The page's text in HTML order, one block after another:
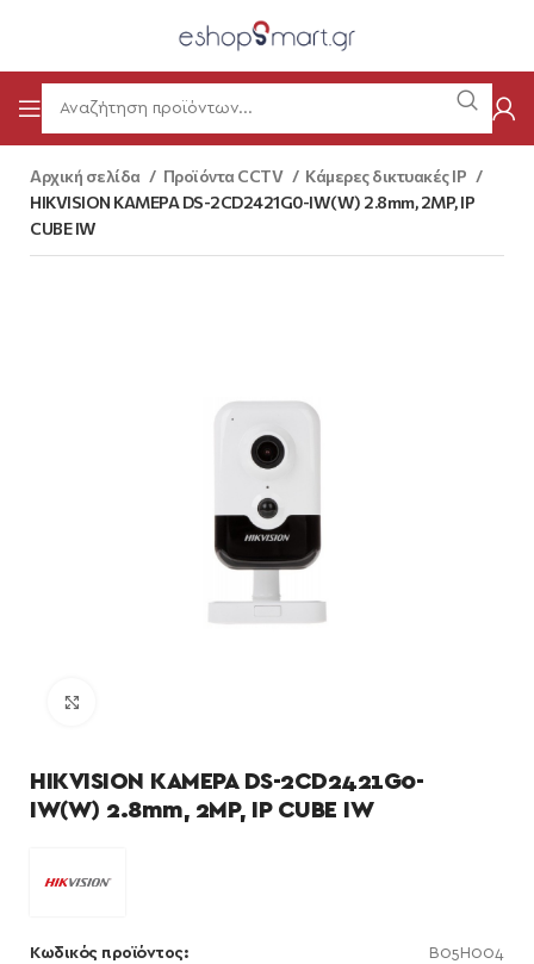
Αρχική σελίδα Προϊόντα CCTV
Κάμερες δικτυακές IP
HIKVISION ΚΑΜΕΡΑ DS-2CD2421G0-IW(W) 2.8mm, 2MP, IP
CUBE IW
HIKVISION ΚΑΜΕΡΑ DS-2CD2421G0-
IW(W) 2.8mm, 2MP, IP CUBE IW
Κωδικός προϊόντος: B05H004